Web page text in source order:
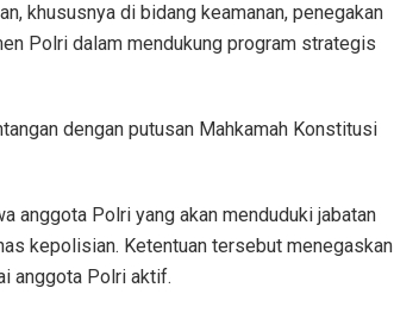
khususnya di bidang keamanan, penegakan
Polri dalam mendukung program strategis
dengan putusan Mahkamah Konstitusi
anggota Polri yang akan menduduki jabatan
kepolisian. Ketentuan tersebut menegaskan
anggota Polri aktif.